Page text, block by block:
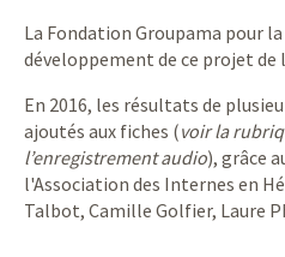
La Fondation Groupama pour
développement de ce projet de
En 2016, les résultats de
ajoutés aux fiches (voir la
l’enregistrement audio), grâce
l'Association des Internes en
Talbot, Camille Golfier, Laure